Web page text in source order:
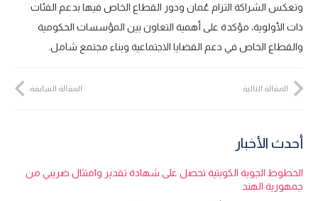
وتعكس الشراكة التزام عُمان ودور القطاع الخاص فيها بدعم الفئات
ذات الأولوية، مؤكدة على أهمية التعاون بين المؤسسات الحكومية
والقطاع الخاص في دعم القضايا الاجتماعية وبناء مجتمع شامل.
المقالة السابقة المقالة التالية
أحدث الأخبار
الخطوط الجوية الكويتية تحصل على شهادة تقدير وامتثال ضريبي من
جمهورية الهند